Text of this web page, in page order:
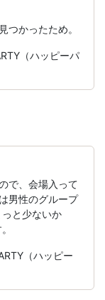
つかったため。
（ハッピーパ
で、会場入って
男性のグループ
と少ないか
（ハッピー